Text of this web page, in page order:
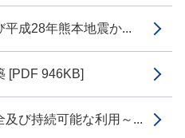
成28年熊本地震か...
[PDF 946KB]
び持続可能な利用～...